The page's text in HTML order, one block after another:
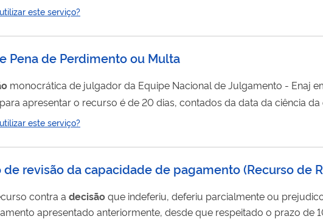
sobre a matéria suscitada e na
este serviço?
Pena de Perdimento ou Multa
monocrática de julgador da Equipe Nacional de Julgamento - Enaj
penalidades aduaneiras. O prazo para apresentar o recurso é de 20 dias, contados da data da ciência da
para saber como proceder.
este serviço?
revisão da capacidade de pagamento (Recurso de
contra a decisãoque indeferiu, deferiu parcialmente ou
apresentado anteriormente, desde que respeitado o prazo de